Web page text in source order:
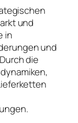
und
in
und
die